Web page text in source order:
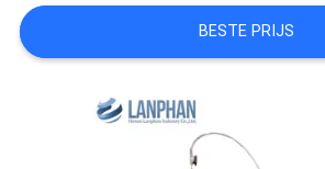
OM EEN
CITAAT
SITEMAP
BESTE PRIJS